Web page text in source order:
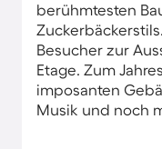
berühmtesten
Besucher zur
Etage. Zum
imposanten
Musik und noch